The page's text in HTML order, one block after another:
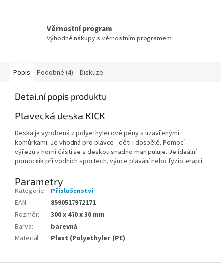
Věrnostní program
Výhodné nákupy s věrnostním programem
Popis Podobné (4) Diskuze
Detailní popis produktu
Plavecká deska KICK
Deska je vyrobená z polyethylenové pěny s uzavřenými
komůrkami. Je vhodná pro plavce - děti i dospělé. Pomocí
výřezů v horní části se s deskou snadno manipuluje. Je ideální
pomocník při vodních sportech, výuce plavání nebo fyzioterapii.
Parametry
Kategorie: Příslušenství
EAN:
8590517972171
Rozměr:
300 x 470 x 30 mm
Barva:
barevná
Materiál: Plast (Polyethylen (PE)